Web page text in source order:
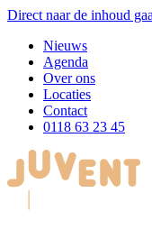
Direct naar de inhoud
Nieuws
Agenda
Over ons
Locaties
Contact
0118 63 23 45